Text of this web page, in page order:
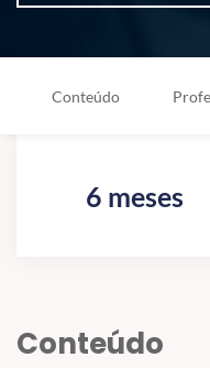
Conteúdo
6 meses
Conteúdo